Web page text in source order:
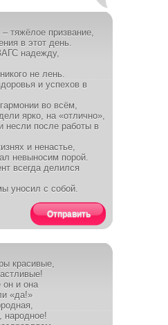
тяжёлое призвание,
в этот день.
надежду,
не лень.
и успехов в
во всём,
ярко, на «отлично»,
несли после работы в
и ненастье,
невыносим порой.
всегда делился
уносил с собой.
Отправить
красивые,
и она
«да!»
народное!